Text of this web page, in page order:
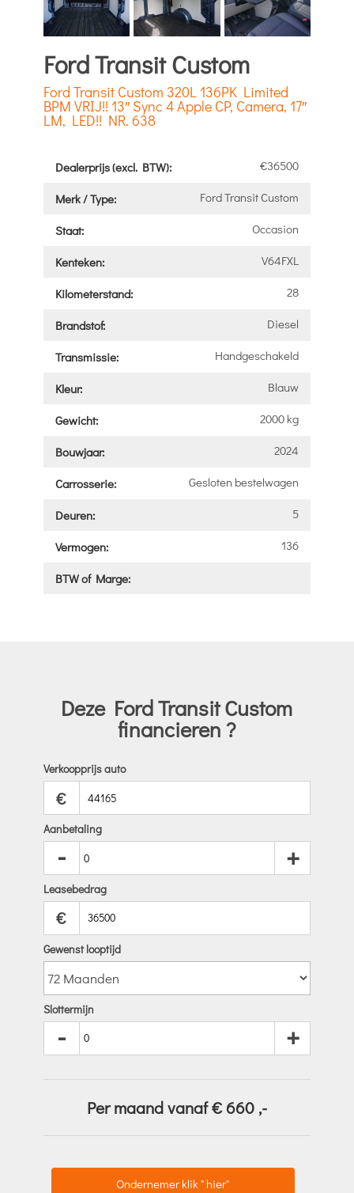
Ford Transit Custom
Ford Transit Custom 320L 136PK Limited
BPM VRIJ!! 13″ Sync 4 Apple CP, Camera, 17″
LM, LED!! NR. 638
Dealerprijs (excl. BTW): €36500
Merk / Type: Ford Transit Custom
Staat: Occasion
Kenteken: V64FXL
Kilometerstand: 28
Brandstof: Diesel
Transmissie: Handgeschakeld
Kleur: Blauw
Gewicht: 2000 kg
Bouwjaar: 2024
Carrosserie: Gesloten bestelwagen
Deuren: 5
Vermogen: 136
BTW of Marge:
Deze Ford Transit Custom
financieren ?
Verkoopprijs auto
€
Aanbetaling
- +
Leasebedrag
€
Gewenst looptijd
Slottermijn
- +
Per maand vanaf € 660 ,-
Ondernemer klik " hier"